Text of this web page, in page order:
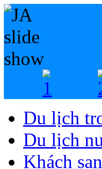
Du lịch
Du lịch
Khách sạn